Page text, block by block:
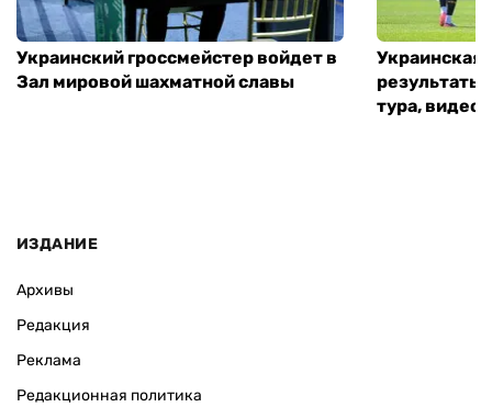
Украинский гроссмейстер войдет в
Зал мировой шахматной славы
Украинская
результаты
тура, видео
ИЗДАНИЕ
Архивы
Редакция
Реклама
Редакционная политика